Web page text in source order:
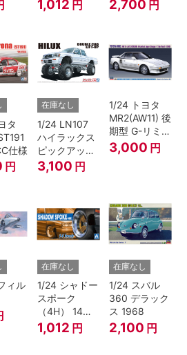
1,012 円
ブロアム '78
2,700 円
タ
仕様
円
在庫なし
1/24 LN107
ハイラックス
ピックアップ
ダブルキャブ
リフトアップ
3,100 円
1/24 トヨタ
MR2(AW11) 後
期型 G-リミテ
ッド スーパー
チャージャー
3,000 円
ィル
在庫なし
1/24 シャドー
スポーク
（4H） 14イ
ンチ
1,012 円
在庫なし
1/24 スバル
360 デラック
ス 1968
2,100 円